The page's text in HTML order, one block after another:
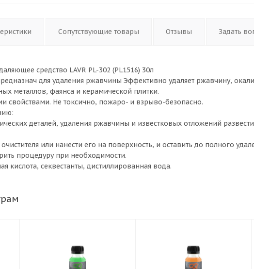
Сопутствующие товары Отзывы Задать
средство LAVR PL-302 (PL1516) 30л
для удаления ржавчины Эффективно удаляет ржавчину,
металлов, фаянса и керамической плитки.
свойствами. Не токсично, пожаро- и взрыво-безопасно.
деталей, удаления ржавчины и известковых отложений
или нанести его на поверхность, и оставить до полного
процедуру при необходимости.
кислота, секвестанты, дистиллированная вода.